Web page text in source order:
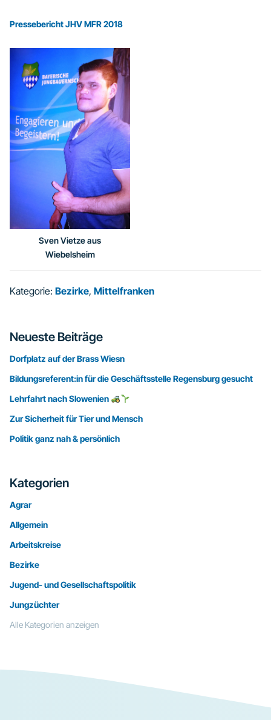
Pressebericht JHV MFR 2018
Sven Vietze aus
Wiebelsheim
Kategorie: Bezirke, Mittelfranken
Seitenspalte
Neueste Beiträge
Dorfplatz auf der Brass Wiesn
Bildungsreferent:in für die Geschäftsstelle Regensburg gesucht
Lehrfahrt nach Slowenien
Zur Sicherheit für Tier und Mensch
Politik ganz nah & persönlich
Kategorien
Agrar
Allgemein
Arbeitskreise
Bezirke
Jugend- und Gesellschaftspolitik
Jungzüchter
Alle Kategorien anzeigen